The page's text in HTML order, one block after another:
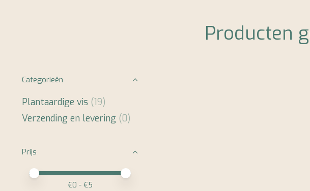
Producten
Categorieën
Plantaardige vis (19)
Verzending en levering (0)
Prijs
Minimale prijswaarde
Price maximum value
€0 - €5